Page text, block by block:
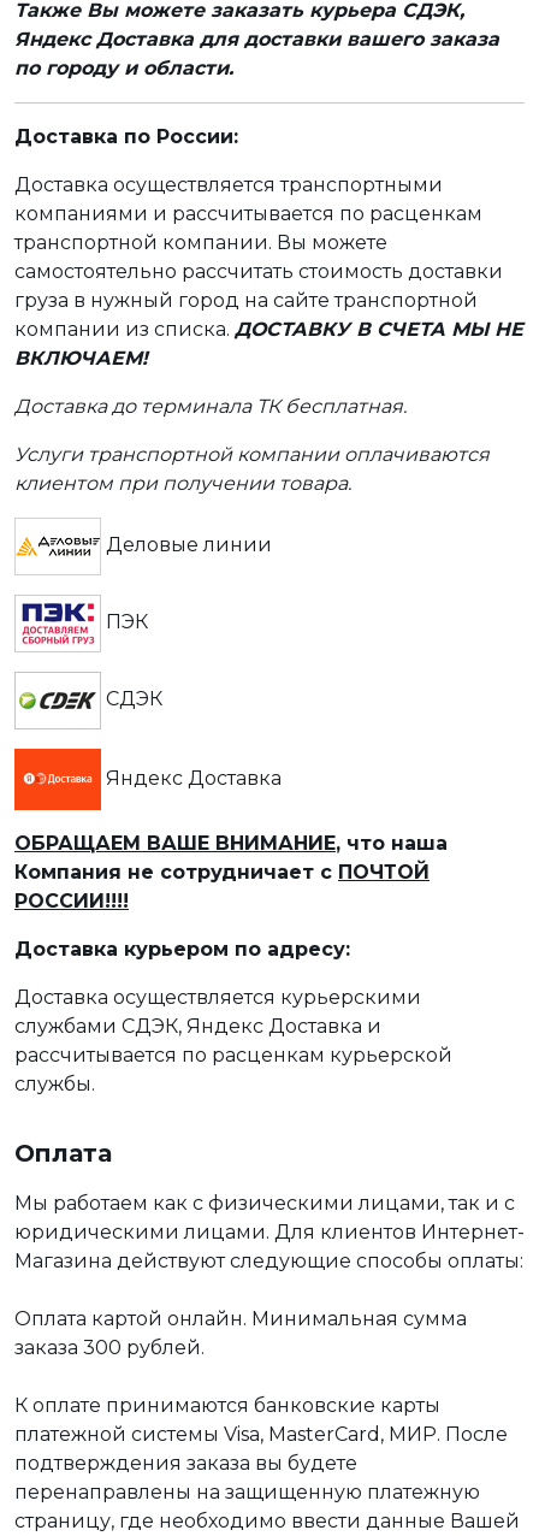
Также Вы можете заказать курьера СДЭК,
Яндекс Доставка для доставки вашего заказа
по городу и области.
Доставка по России:
Доставка осуществляется транспортными
компаниями и рассчитывается по расценкам
транспортной компании. Вы можете
самостоятельно рассчитать стоимость доставки
груза в нужный город на сайте транспортной
компании из списка. ДОСТАВКУ В СЧЕТА МЫ НЕ
ВКЛЮЧАЕМ!
Доставка до терминала ТК бесплатная.
Услуги транспортной компании оплачиваются
клиентом при получении товара.
Деловые линии
ПЭК
СДЭК
Яндекс Доставка
ОБРАЩАЕМ ВАШЕ ВНИМАНИЕ, что наша
Компания не сотрудничает с ПОЧТОЙ
РОССИИ!!!!
Доставка курьером по адресу:
Доставка осуществляется курьерскими
службами СДЭК, Яндекс Доставка и
рассчитывается по расценкам курьерской
службы.
Оплата
Мы работаем как с физическими лицами, так и с
юридическими лицами. Для клиентов Интернет-
Магазина действуют следующие способы оплаты:
Оплата картой онлайн. Минимальная сумма
заказа 300 рублей.
К оплате принимаются банковские карты
платежной системы Visa, MasterCard, МИР. После
подтверждения заказа вы будете
перенаправлены на защищенную платежную
страницу, где необходимо ввести данные Вашей